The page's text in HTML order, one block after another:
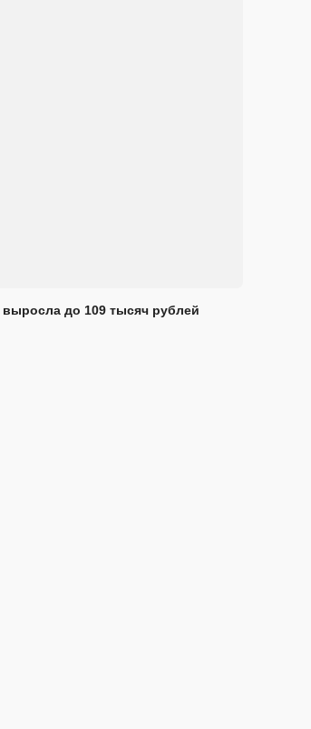
выросла до 109 тысяч рублей